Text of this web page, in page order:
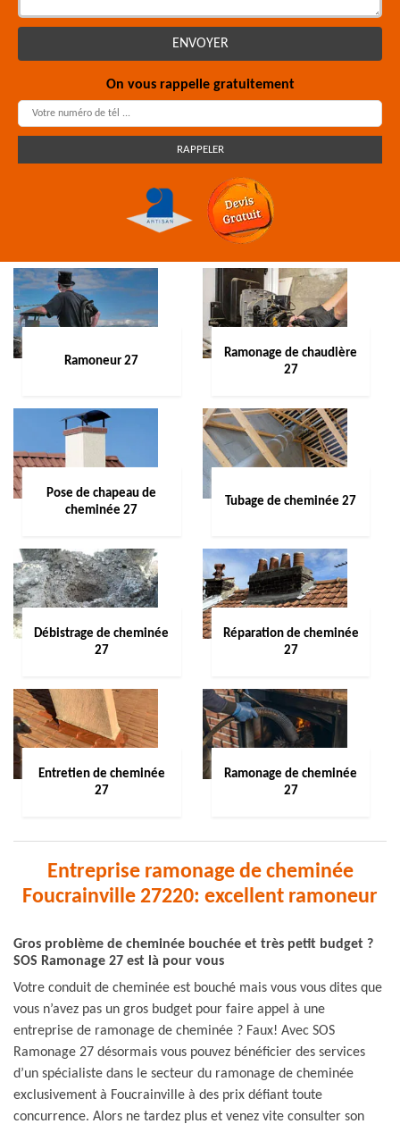
On vous rappelle gratuitement
Ramoneur 27
Ramonage de chaudière
27
Pose de chapeau de
cheminée 27
Tubage de cheminée 27
Débistrage de cheminée
27
Réparation de cheminée
27
Entretien de cheminée
27
Ramonage de cheminée
27
Entreprise ramonage de cheminée
Foucrainville 27220: excellent ramoneur
Gros problème de cheminée bouchée et très petit budget ?
SOS Ramonage 27 est là pour vous
Votre conduit de cheminée est bouché mais vous vous dites que
vous n’avez pas un gros budget pour faire appel à une
entreprise de ramonage de cheminée ? Faux! Avec SOS
Ramonage 27 désormais vous pouvez bénéficier des services
d’un spécialiste dans le secteur du ramonage de cheminée
exclusivement à Foucrainville à des prix défiant toute
concurrence. Alors ne tardez plus et venez vite consulter son